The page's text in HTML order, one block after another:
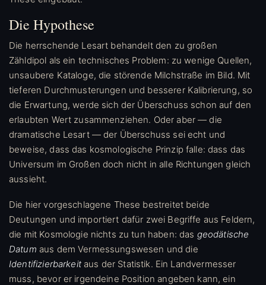
Die Hypothese
Die herrschende Lesart behandelt den zu großen
Zähldipol als ein technisches Problem: zu wenige Quellen,
unsaubere Kataloge, die störende Milchstraße im Bild. Mit
tieferen Durchmusterungen und besserer Kalibrierung, so
die Erwartung, werde sich der Überschuss schon auf den
erlaubten Wert zusammenziehen. Oder aber — die
dramatische Lesart — der Überschuss sei echt und
beweise, dass das kosmologische Prinzip falle: dass das
Universum im Großen doch nicht in alle Richtungen gleich
aussieht.
Die hier vorgeschlagene These bestreitet beide
Deutungen und importiert dafür zwei Begriffe aus Feldern,
die mit Kosmologie nichts zu tun haben: das geodätische
Datum aus dem Vermessungswesen und die
Identifizierbarkeitaus der Statistik. Ein Landvermesser
muss, bevor er irgendeine Position angeben kann, ein